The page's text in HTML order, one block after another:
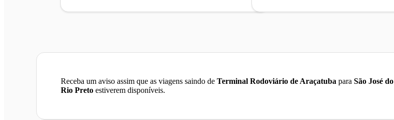
Receba um aviso assim que as viagens saindo de Terminal Rodoviário de Araçatuba para São José do
Rio Preto estiverem disponíveis.